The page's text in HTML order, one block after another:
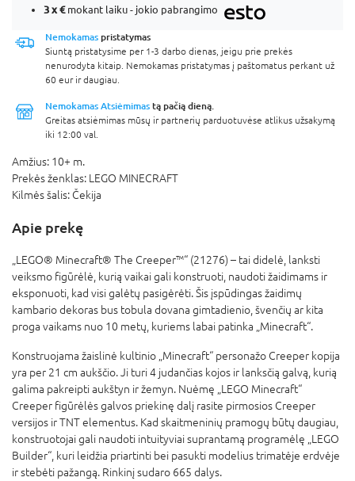
3 x€mokant laiku - jokio pabrangimo
Nemokamas pristatymas
Siuntą pristatysime per 1-3 darbo dienas, jeigu prie prekės
nenurodyta kitaip. Nemokamas pristatymas į paštomatus perkant už
60 eur ir daugiau.
Nemokamas Atsiėmimas tą pačią dieną.
Greitas atsiėmimas mūsų ir partnerių parduotuvėse atlikus užsakymą
iki 12:00 val.
Amžius: 10+ m.
Prekės ženklas: LEGO MINECRAFT
Kilmės šalis: Čekija
Apie prekę
„LEGO® Minecraft® The Creeper™“ (21276) – tai didelė, lanksti
veiksmo figūrėlė, kurią vaikai gali konstruoti, naudoti žaidimams ir
eksponuoti, kad visi galėtų pasigėrėti. Šis įspūdingas žaidimų
kambario dekoras bus tobula dovana gimtadienio, švenčių ar kita
proga vaikams nuo 10 metų, kuriems labai patinka „Minecraft“.
Konstruojama žaislinė kultinio „Minecraft“ personažo Creeper kopija
yra per 21 cm aukščio. Ji turi 4 judančias kojos ir lanksčią galvą, kurią
galima pakreipti aukštyn ir žemyn. Nuėmę „LEGO Minecraft“
Creeper figūrėlės galvos priekinę dalį rasite pirmosios Creeper
versijos ir TNT elementus. Kad skaitmeninių pramogų būtų daugiau,
konstruotojai gali naudoti intuityviai suprantamą programėlę „LEGO
Builder“, kuri leidžia priartinti bei pasukti modelius trimatėje erdvėje
ir stebėti pažangą. Rinkinį sudaro 665 dalys.